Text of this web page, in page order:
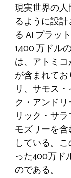
現実世界の
るように設
る AI プラッ
1,400 万ドル
は、アトミ
が含まれて
リ、サモス
ク・アンド
リック・サ
モズリーを
している。
った400万ド
のである。